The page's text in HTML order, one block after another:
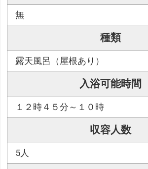
無
種類
露天風呂（屋根あり）
入浴可能時間
１２時４５分～１０時
収容人数
5人